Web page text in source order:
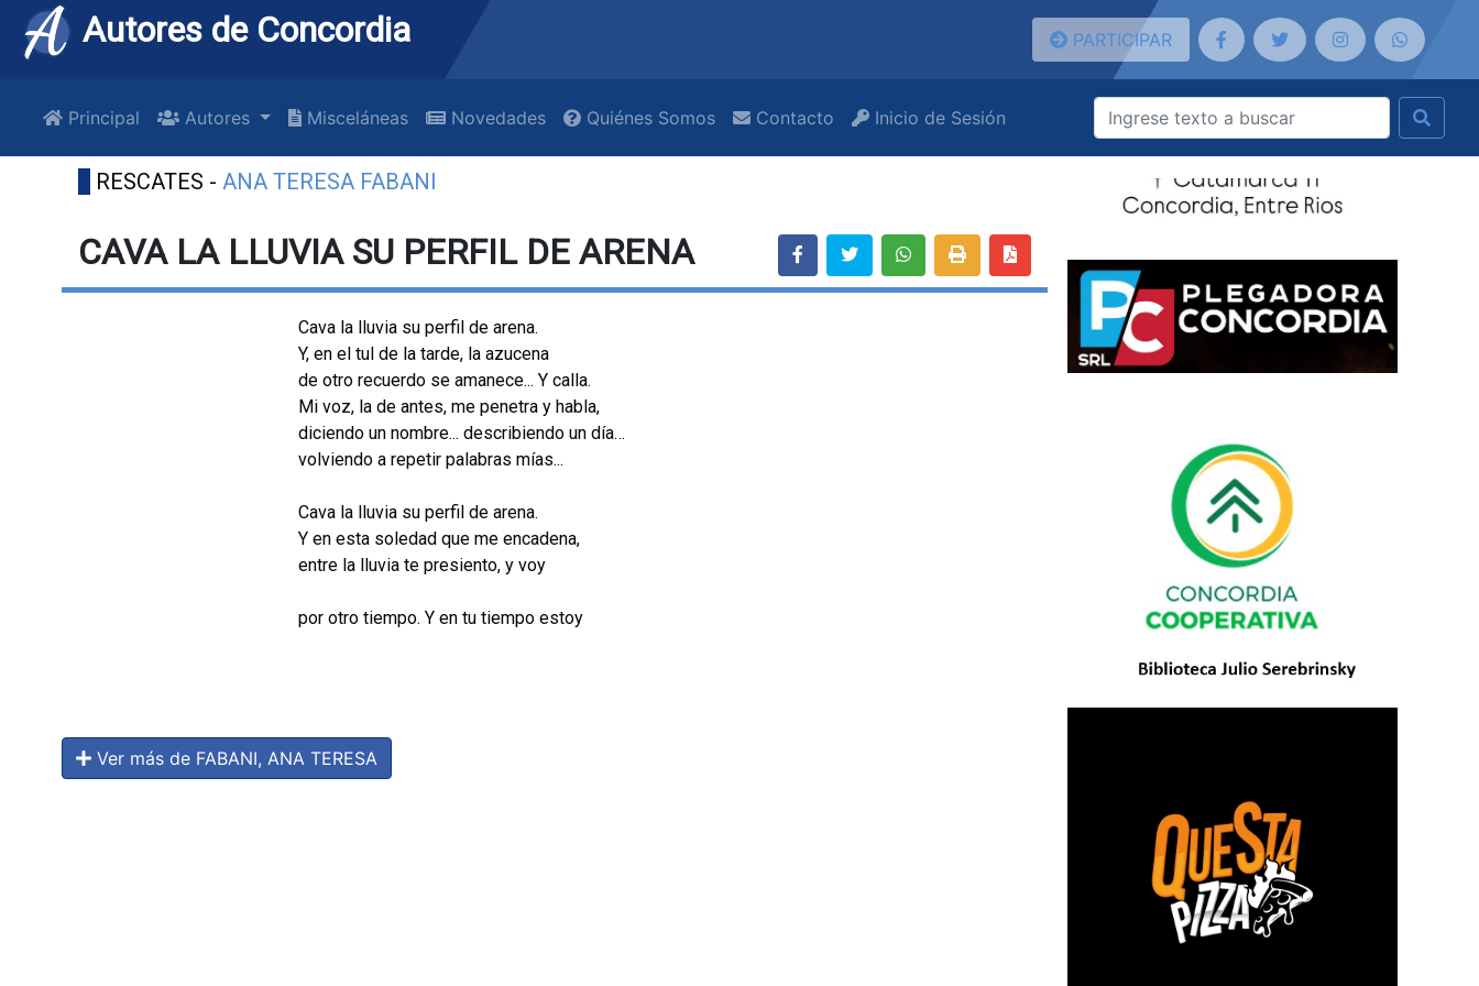
Autores de Concordia PARTICIPAR
Principal Autores Misceláneas Novedades Quiénes Somos Contacto Inicio de Sesión
RESCATES - ANA TERESA FABANI
CAVA LA LLUVIA SU PERFIL DE ARENA
Cava la lluvia su perfil de arena.
Y, en el tul de la tarde, la azucena
de otro recuerdo se amanece... Y calla.
Mi voz, la de antes, me penetra y habla,
diciendo un nombre... describiendo un día…
volviendo a repetir palabras mías...
Cava la lluvia su perfil de arena.
Y en esta soledad que me encadena,
entre la lluvia te presiento, y voy
por otro tiempo. Y en tu tiempo estoy
Ver más de FABANI, ANA TERESA